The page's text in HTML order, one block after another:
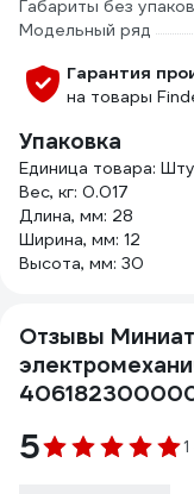
Габариты без
Модельный ряд
Гарантия
на товары
Упаковка
Единица товара:
Вес, кг: 0.017
Длина, мм: 28
Ширина, мм: 12
Высота, мм: 30
Отзывы
5